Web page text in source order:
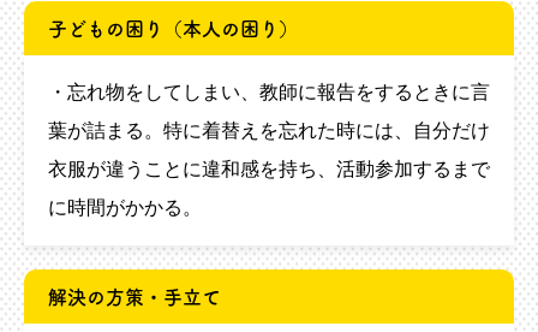
子どもの困り（本人の困り）
・忘れ物をしてしまい、教師に報告をするときに言
葉が詰まる。特に着替えを忘れた時には、自分だけ
衣服が違うことに違和感を持ち、活動参加するまで
に時間がかかる。
解決の方策・手立て